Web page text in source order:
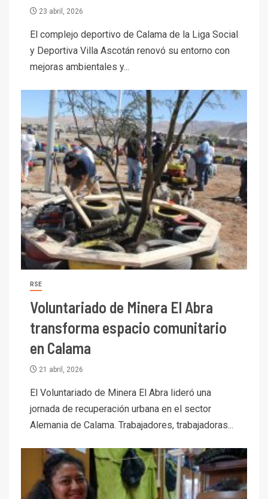
23 abril, 2026
El complejo deportivo de Calama de la Liga Social
y Deportiva Villa Ascotán renovó su entorno con
mejoras ambientales y...
RSE
Voluntariado de Minera El Abra
transforma espacio comunitario
en Calama
21 abril, 2026
El Voluntariado de Minera El Abra lideró una
jornada de recuperación urbana en el sector
Alemania de Calama. Trabajadores, trabajadoras...